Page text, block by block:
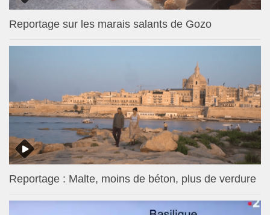
Reportage sur les marais salants de Gozo
Reportage : Malte, moins de béton, plus de verdure